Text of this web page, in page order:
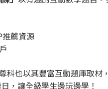
推薦資源
科也以其豐富互動題庫取
，讓全級學生邊玩邊學！
！